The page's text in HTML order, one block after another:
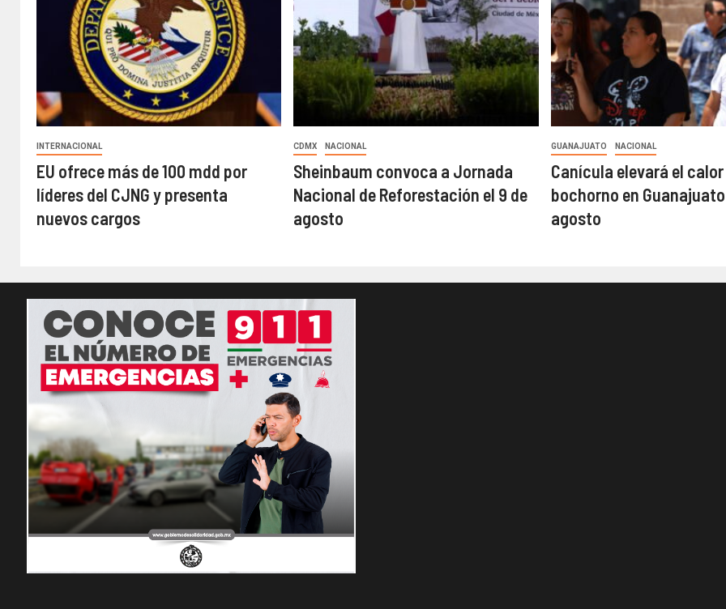
INTERNACIONAL
EU ofrece más de 100 mdd por
líderes del CJNG y presenta
nuevos cargos
CDMX NACIONAL
Sheinbaum convoca a Jornada
Nacional de Reforestación el 9 de
agosto
GUANAJUATO NACIONAL
Canícula elevará el calor
bochorno en
agosto